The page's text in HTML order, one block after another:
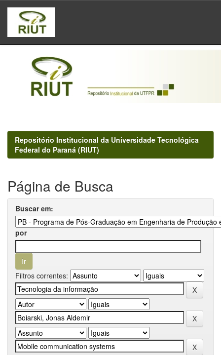
Skip
navigation
Repositório Institucional da Universidade Tecnológica
Federal do Paraná (RIUT)
Página de Busca
Buscar em:
por
Filtros correntes: